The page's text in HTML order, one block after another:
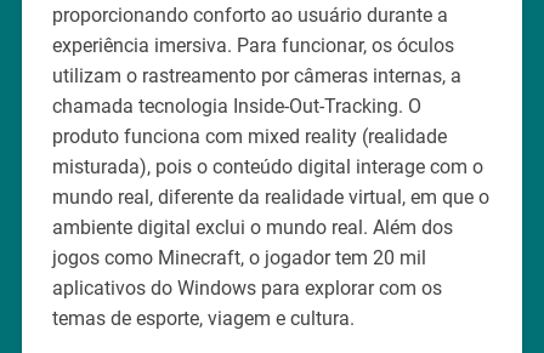
proporcionando conforto ao usuário durante a
experiência imersiva. Para funcionar, os óculos
utilizam o rastreamento por câmeras internas, a
chamada tecnologia Inside-Out-Tracking. O
produto funciona com mixed reality (realidade
misturada), pois o conteúdo digital interage com o
mundo real, diferente da realidade virtual, em que o
ambiente digital exclui o mundo real. Além dos
jogos como Minecraft, o jogador tem 20 mil
aplicativos do Windows para explorar com os
temas de esporte, viagem e cultura.